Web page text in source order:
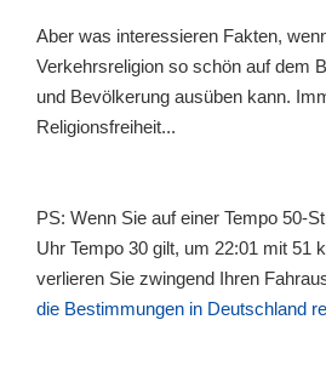
Aber was interessieren Fakten,
Verkehrsreligion so schön auf dem
und Bevölkerung ausüben kann.
Religionsfreiheit...
PS: Wenn Sie auf einer Tempo 50-
Uhr Tempo 30 gilt, um 22:01 mit 51
verlieren Sie zwingend Ihren
die Bestimmungen in Deutschland